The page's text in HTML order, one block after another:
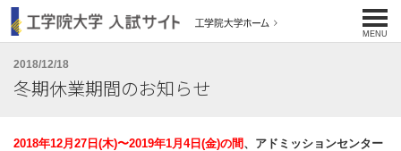
MENU
2018/12/18
冬期休業期間のお知らせ
2018年12月27日(木)〜2019年1月4日(金)の間 、アドミッションセンター